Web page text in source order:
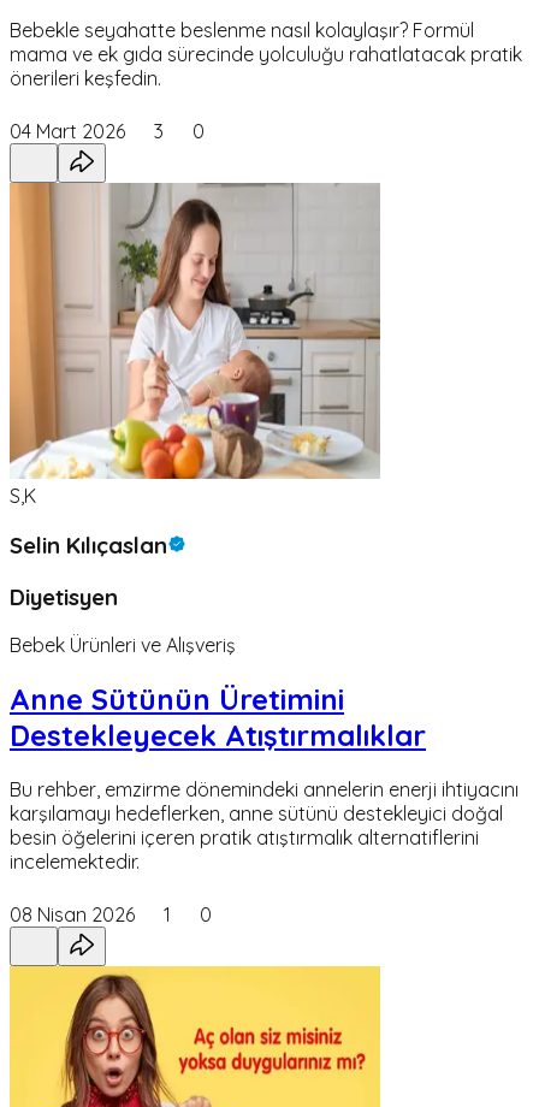
Bebekle seyahatte beslenme nasıl kolaylaşır? Formül
mama ve ek gıda sürecinde yolculuğu rahatlatacak pratik
önerileri keşfedin.
04 Mart 2026 3 0
S,K
Selin Kılıçaslan
Diyetisyen
Bebek Ürünleri ve Alışveriş
Anne Sütünün Üretimini
Destekleyecek Atıştırmalıklar
Bu rehber, emzirme dönemindeki annelerin enerji ihtiyacını
karşılamayı hedeflerken, anne sütünü destekleyici doğal
besin öğelerini içeren pratik atıştırmalık alternatiflerini
incelemektedir.
08 Nisan 2026 1 0